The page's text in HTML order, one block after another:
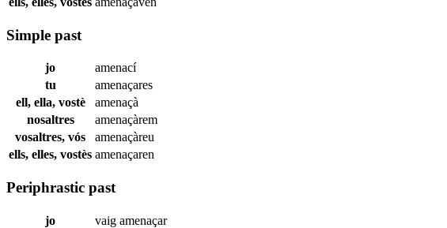
Simple past
jo
amenací
tu
amenaçares
ell, ella, vostè
amenaçà
nosaltres
amenaçàrem
vosaltres, vós
amenaçàreu
ells, elles, vostès amenaçaren
Periphrastic past
jo vaig amenaçar